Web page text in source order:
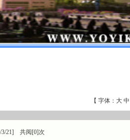
【 字体： 大 中
3/21] 共阅[0]次